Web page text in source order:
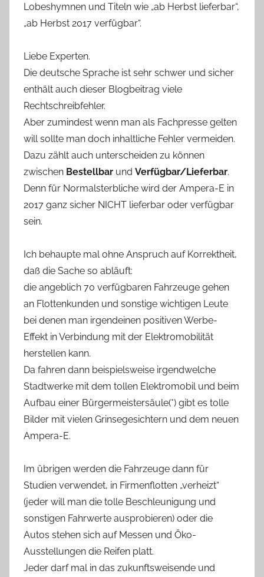
Lobeshymnen und Titeln wie „ab Herbst lieferbar“,
„ab Herbst 2017 verfügbar“.
Liebe Experten.
Die deutsche Sprache ist sehr schwer und sicher
enthält auch dieser Blogbeitrag viele
Rechtschreibfehler.
Aber zumindest wenn man als Fachpresse gelten
will sollte man doch inhaltliche Fehler vermeiden.
Dazu zählt auch unterscheiden zu können
zwischen Bestellbar und Verfügbar/Lieferbar.
Denn für Normalsterbliche wird der Ampera-E in
2017 ganz sicher NICHT lieferbar oder verfügbar
sein.
Ich behaupte mal ohne Anspruch auf Korrektheit,
daß die Sache so abläuft:
die angeblich 70 verfügbaren Fahrzeuge gehen
an Flottenkunden und sonstige wichtigen Leute
bei denen man irgendeinen positiven Werbe-
Effekt in Verbindung mit der Elektromobilität
herstellen kann.
Da fahren dann beispielsweise irgendwelche
Stadtwerke mit dem tollen Elektromobil und beim
Aufbau einer Bürgermeistersäule(*) gibt es tolle
Bilder mit vielen Grinsegesichtern und dem neuen
Ampera-E.
Im übrigen werden die Fahrzeuge dann für
Studien verwendet, in Firmenflotten „verheizt“
(jeder will man die tolle Beschleunigung und
sonstigen Fahrwerte ausprobieren) oder die
Autos stehen sich auf Messen und Öko-
Ausstellungen die Reifen platt.
Jeder darf mal in das zukunftsweisende und